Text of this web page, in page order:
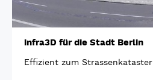
infra3D für die Stadt Berlin
Effizient zum Strassenkataster